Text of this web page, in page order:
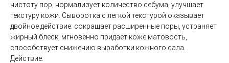
коллаген)
SMAS лифтинг оригинальным
аппаратом ULTHERA System
СМАС лифтинг в косметологии Esthetic Clinic на
оригинальном аппарате ULTHERA
чистоту пор, нормализует количество себума, улучшает
текстуру кожи. Сыворотка с легкой текстурой оказывает
двойное действие: сокращает расширенные поры, устраняет
жирный блеск, мгновенно придает коже матовость,
способствует снижению выработки кожного сала.
Действие.